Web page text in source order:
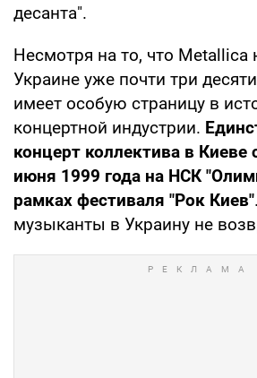
десанта".
Несмотря на то, что Metallica
Украине уже почти три
имеет особую страницу в
концертной индустрии.
концерт коллектива в Киеве
июня 1999 года на НСК
рамках фестиваля "Рок Киев"
музыканты в Украину не